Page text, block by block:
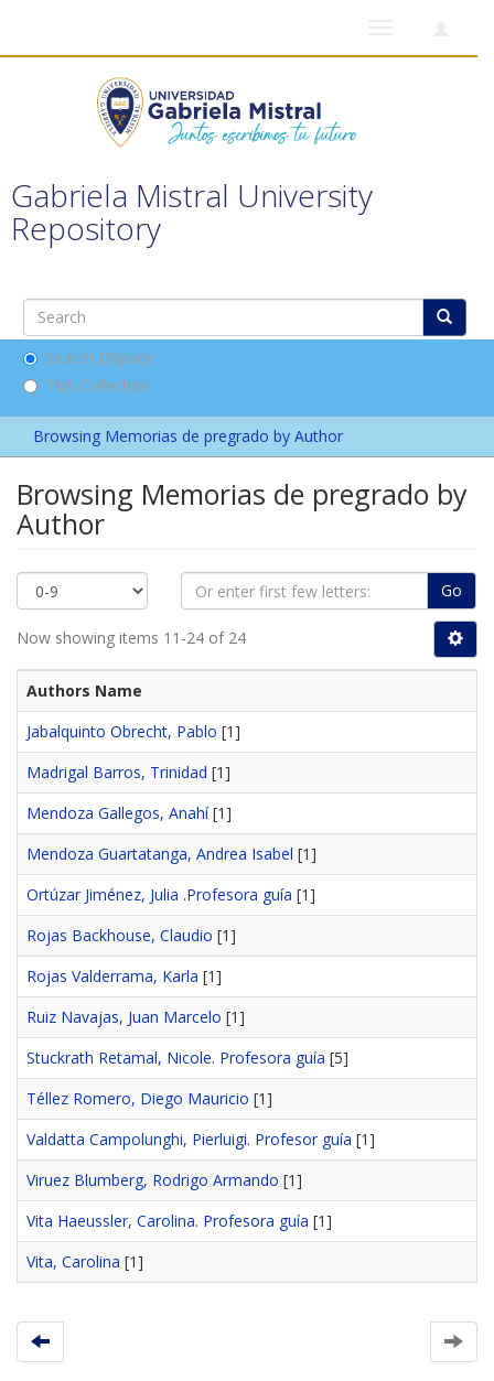
Gabriela Mistral University
Repository
Search DSpace
This Collection
Browsing Memorias de pregrado by Author
Browsing Memorias de pregrado by
Author
Go
Now showing items 11-24 of 24
Authors Name
Jabalquinto Obrecht, Pablo [1]
Madrigal Barros, Trinidad [1]
Mendoza Gallegos, Anahí[1]
Mendoza Guartatanga, Andrea Isabel [1]
Ortúzar Jiménez, Julia .Profesora guía [1]
Rojas Backhouse, Claudio [1]
Rojas Valderrama, Karla [1]
Ruiz Navajas, Juan Marcelo [1]
Stuckrath Retamal, Nicole. Profesora guía [5]
Téllez Romero, Diego Mauricio [1]
Valdatta Campolunghi, Pierluigi. Profesor guía [1]
Viruez Blumberg, Rodrigo Armando [1]
Vita Haeussler, Carolina. Profesora guía [1]
Vita, Carolina [1]